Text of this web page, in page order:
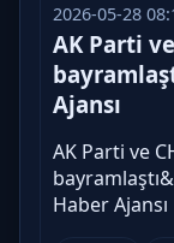
2026-05-28
AK Parti
Ajansı
AK Parti ve
Haber Ajansı